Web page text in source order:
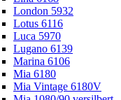
London 5932
Lotus 6116
Luca 5970
Lugano 6139
Marina 6106
Mia 6180
Mia Vintage 6180V